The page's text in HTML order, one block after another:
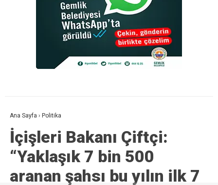
Ana Sayfa › Politika
İçişleri Bakanı Çiftçi:
“Yaklaşık 7 bin 500
aranan şahsı bu yılın ilk 7